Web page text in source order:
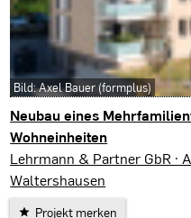
Neubau eines
Wohneinheiten
Bad Liebenstein
Lehrmann & Partner GbR
Waltershausen
Projekt merken
Bild: Axel Bauer (formplus)